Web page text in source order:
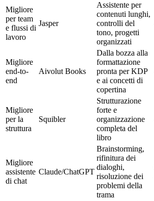
Migliore
per team
e flussi di
lavoro
Jasper
Assistente per
contenuti lunghi,
controlli del
tono, progetti
organizzati
Migliore
end-to-
end
Aivolut Books
Dalla bozza alla
formattazione
pronta per KDP
e ai concetti di
copertina
Migliore
per la
struttura
Squibler
Strutturazione
forte e
organizzazione
completa del
libro
Migliore
assistente
di chat
Claude/ChatGPT
Brainstorming,
rifinitura dei
dialoghi,
risoluzione dei
problemi della
trama